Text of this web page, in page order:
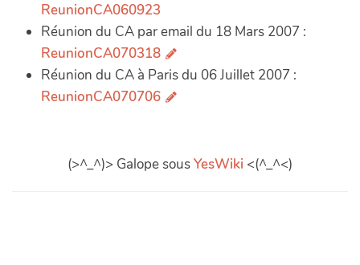
ReunionCA060923
Réunion du CA par email du 18 Mars 2007 :
ReunionCA070318
Réunion du CA à Paris du 06 Juillet 2007 :
ReunionCA070706
(>^_^)> Galope sousYesWiki <(^_^<)